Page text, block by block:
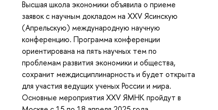
Высшая школа экономики объявила о приеме
заявок с научным докладом на XXV Ясинскую
(Апрельскую) международную научную
конференцию. Программа конференции
ориентирована на пять научных тем по
проблемам развития экономики и общества,
сохранит междисциплинарность и будет открыта
для участия ведущих ученых России и мира.
Основные мероприятия XXV ЯМНК пройдут в